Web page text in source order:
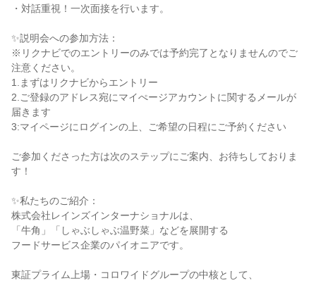
・対話重視！一次面接を行います。
✨説明会への参加方法：
※リクナビでのエントリーのみでは予約完了となりませんのでご
注意ください。
1.まずはリクナビからエントリー
2.ご登録のアドレス宛にマイぺージアカウントに関するメールが
届きます
3:マイページにログインの上、ご希望の日程にご予約ください
ご参加くださった方は次のステップにご案内、お待ちしておりま
す！
✨私たちのご紹介：
株式会社レインズインターナショナルは、
「牛角」「しゃぶしゃぶ温野菜」などを展開する
フードサービス企業のパイオニアです。
東証プライム上場・コロワイドグループの中核として、